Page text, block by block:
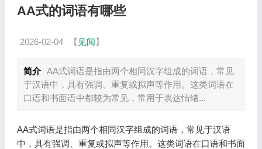
AA式的词语有哪些
2026-02-04 【 见闻】
简介 AA式词语是指由两个相同汉字组成的词语，常见
于汉语中，具有强调、重复或拟声等作用。这类词语在
口语和书面语中都较为常见，常用于表达情绪...
AA式词语是指由两个相同汉字组成的词语，常见于汉语
中，具有强调、重复或拟声等作用。这类词语在口语和书面